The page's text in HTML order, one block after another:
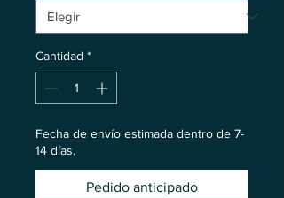
Cantidad *
Fecha de envío estimada dentro de 7-
14 días.
Pedido anticipado